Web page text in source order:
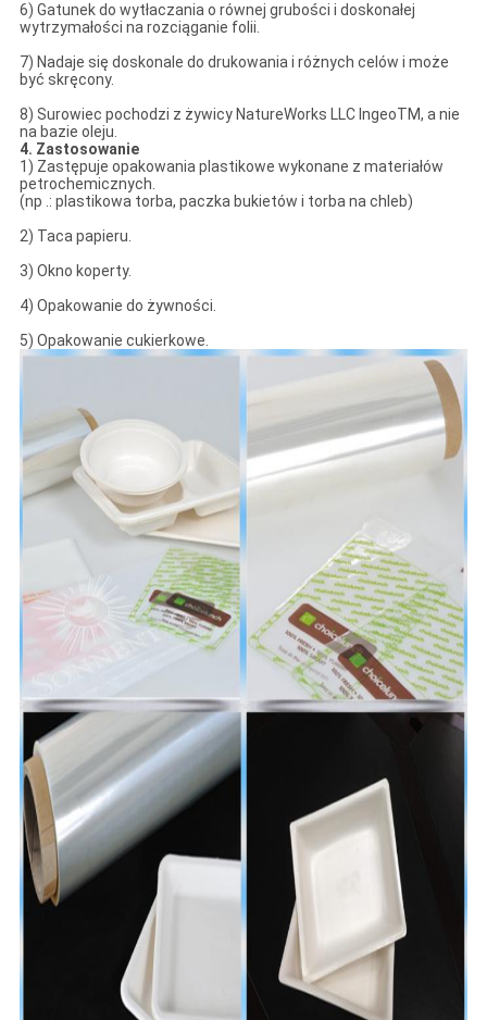
6) Gatunek do wytłaczania o równej grubości i doskonałej
wytrzymałości na rozciąganie folii.
7) Nadaje się doskonale do drukowania i różnych celów i może
być skręcony.
8) Surowiec pochodzi z żywicy NatureWorks LLC IngeoTM, a nie
na bazie oleju.
4. Zastosowanie
1) Zastępuje opakowania plastikowe wykonane z materiałów
petrochemicznych.
(np .: plastikowa torba, paczka bukietów i torba na chleb)
2) Taca papieru.
3) Okno koperty.
4) Opakowanie do żywności.
5) Opakowanie cukierkowe.